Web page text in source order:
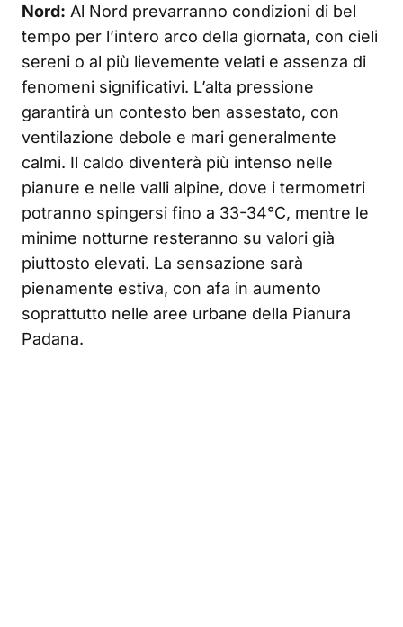
Nord: Al Nord prevarranno condizioni di bel
tempo per l’intero arco della giornata, con cieli
sereni o al più lievemente velati e assenza di
fenomeni significativi. L’alta pressione
garantirà un contesto ben assestato, con
ventilazione debole e mari generalmente
calmi. Il caldo diventerà più intenso nelle
pianure e nelle valli alpine, dove i termometri
potranno spingersi fino a 33-34°C, mentre le
minime notturne resteranno su valori già
piuttosto elevati. La sensazione sarà
pienamente estiva, con afa in aumento
soprattutto nelle aree urbane della Pianura
Padana.